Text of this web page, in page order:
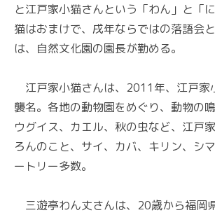
と江戸家小猫さんという「わん」と「
猫はおまけで、戌年ならではの落語会
は、自然文化園の園長が勤める。
江戸家小猫さんは、2011年、江戸家
襲名。各地の動物園をめぐり、動物の
ウグイス、カエル、秋の虫など、江戸
ろんのこと、サイ、カバ、キリン、シ
ートリー多数。
三遊亭わん丈さんは、20歳から福岡